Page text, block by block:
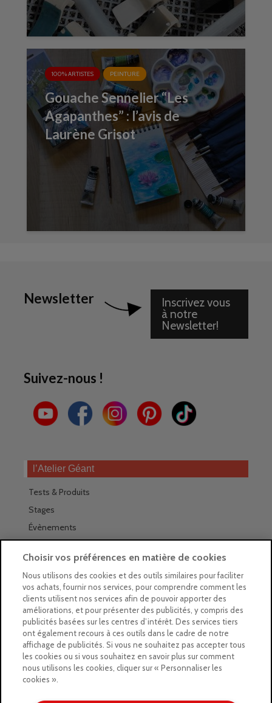
100% ARTISTES PEINTURE
Gouache Sennelier “Les
Agapanthes” : l’avis de
Laurène Grisot
Newsletter
Inscrivez vous
à notre
Newsletter!
Suivez-nous !
l’Atelier Géant
Tests & Produits
Stages
Évènements
Trouver nos magasins
La newsletter des magasins
Feuilleter le Guide
Gratuit : intégrer le Guide
Marques Beaux-Arts
Matériel pour l’aquarelle
Choisir vos préférences en matière de cookies
Nous utilisons des cookies et des outils similaires pour faciliter
vos achats, fournir nos services, pour comprendre comment les
clients utilisent nos services afin de pouvoir apporter des
améliorations, et pour présenter des publicités, y compris des
publicités basées sur les centres d’intérêt. Des services tiers
ont également recours à ces outils dans le cadre de notre
affichage de publicités. Si vous ne souhaitez pas accepter tous
les cookies ou si vous souhaitez en savoir plus sur comment
nous utilisons les cookies, cliquer sur « Personnaliser les
cookies ».